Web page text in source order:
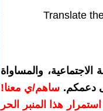
Translate
والمساواة
دعمكم. ساهم/ي معنا!
استمرار هذا المنبر الحر